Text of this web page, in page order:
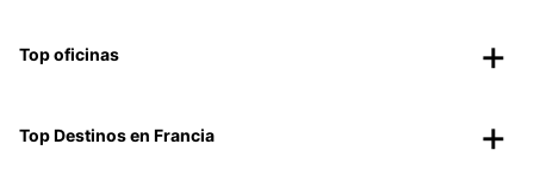
Top oficinas
Top Destinos en Francia